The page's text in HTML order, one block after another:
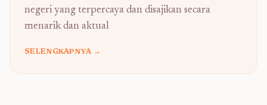
negeri yang terpercaya dan disajikan secara
menarik dan aktual
SELENGKAPNYA →